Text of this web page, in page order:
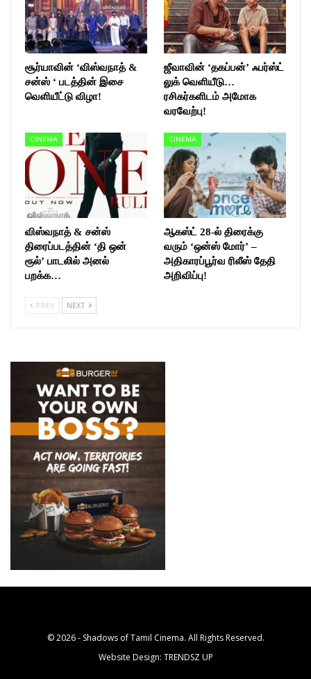
சூர்யாவின் ‘விஸ்வநாத் &
சன்ஸ் ‘ படத்தின் இசை
வெளியீட்டு விழா!
ஜீவாவின் ‘தகப்பன்’ ஃபர்ஸ்ட்
லுக் வெளியீடு…
ரசிகர்களிடம் அமோக
வரவேற்பு!
CINEMA
விஸ்வநாத் & சன்ஸ்
திரைப்படத்தின் ‘தி ஒன்
ரூல்’ பாடலில் அனல்
பறக்க…
CINEMA
ஆகஸ்ட் 28-ல் திரைக்கு
வரும் ‘ஒன்ஸ் மோர்’ –
அதிகாரப்பூர்வ ரிலீஸ் தேதி
அறிவிப்பு!
PREV NEXT
© 2026 - Shadows of Tamil Cinema. All Rights Reserved.
Website Design: TRENDSZ UP